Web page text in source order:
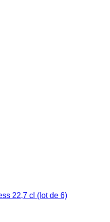
22,7 cl (lot de 6)